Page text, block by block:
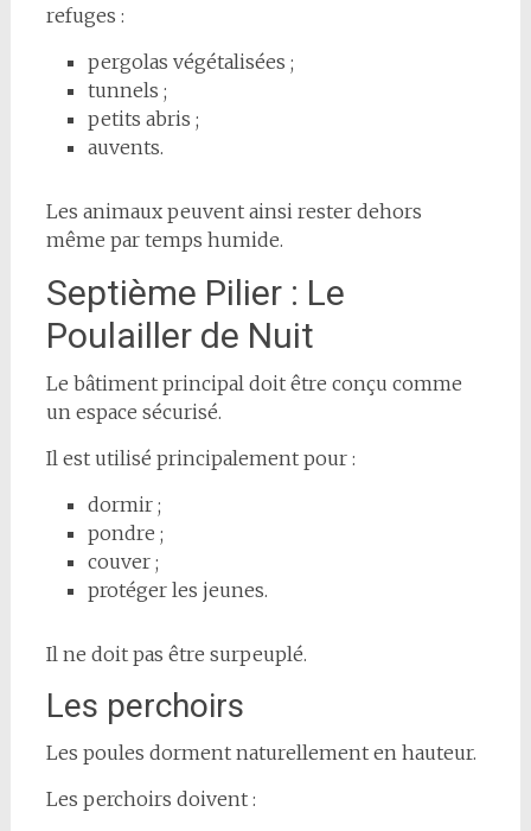
refuges :
pergolas végétalisées ;
tunnels ;
petits abris ;
auvents.
Les animaux peuvent ainsi rester dehors
même par temps humide.
Septième Pilier : Le
Poulailler de Nuit
Le bâtiment principal doit être conçu comme
un espace sécurisé.
Il est utilisé principalement pour :
dormir ;
pondre ;
couver ;
protéger les jeunes.
Il ne doit pas être surpeuplé.
Les perchoirs
Les poules dorment naturellement en hauteur.
Les perchoirs doivent :